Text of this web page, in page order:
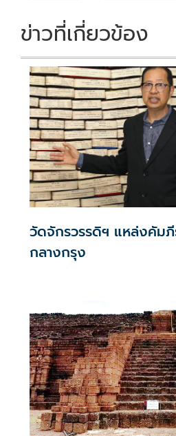
k k
ข่าวที่เกี่ยวข้อง
วัดจักรวรรดิฯ แหล่งคัมภี
กลางกรุง